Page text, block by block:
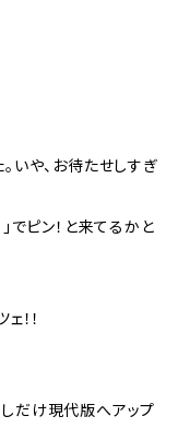
いや、お待たせしすぎ
でピン！と来てるかと
！！
だけ現代版へアップ